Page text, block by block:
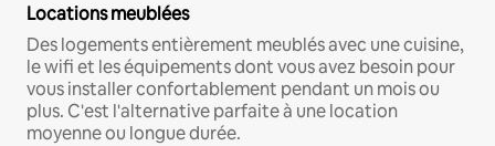
Locations meublées
Des logements entièrement meublés avec une cuisine,
le wifi et les équipements dont vous avez besoin pour
vous installer confortablement pendant un mois ou
plus. C'est l'alternative parfaite à une location
moyenne ou longue durée.